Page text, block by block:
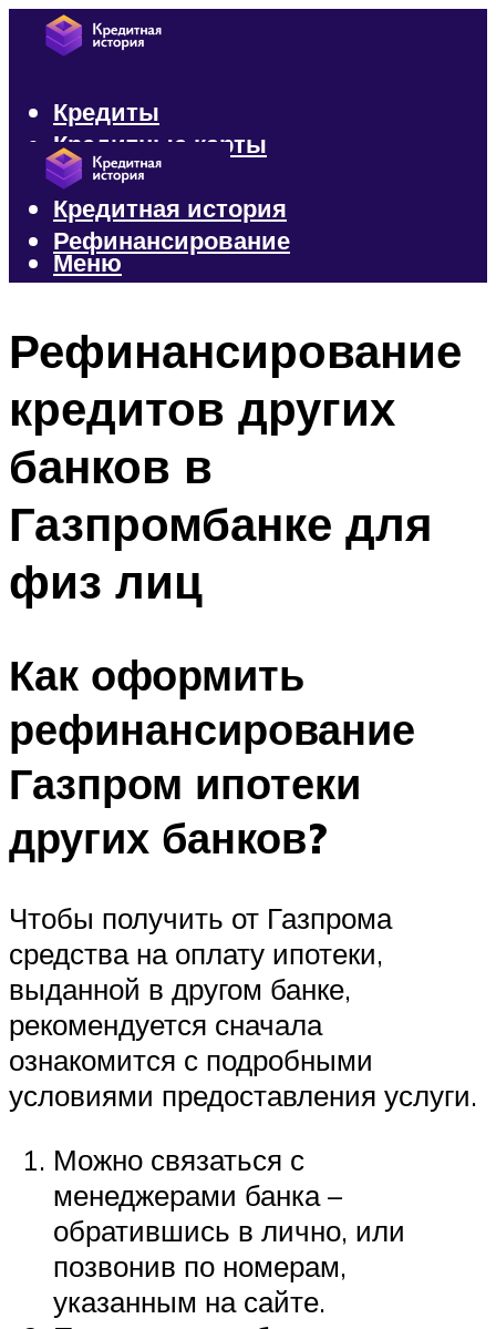
Кредиты
Кредитные карты
Микрозаймы
Кредитная история
Рефинансирование
Меню
Рефинансирование
кредитов других
банков в
Газпромбанке для
физ лиц
Как оформить
рефинансирование
Газпром ипотеки
других банков?
Чтобы получить от Газпрома
средства на оплату ипотеки,
выданной в другом банке,
рекомендуется сначала
ознакомится с подробными
условиями предоставления услуги.
Можно связаться с
менеджерами банка –
обратившись в лично, или
позвонив по номерам,
указанным на сайте.